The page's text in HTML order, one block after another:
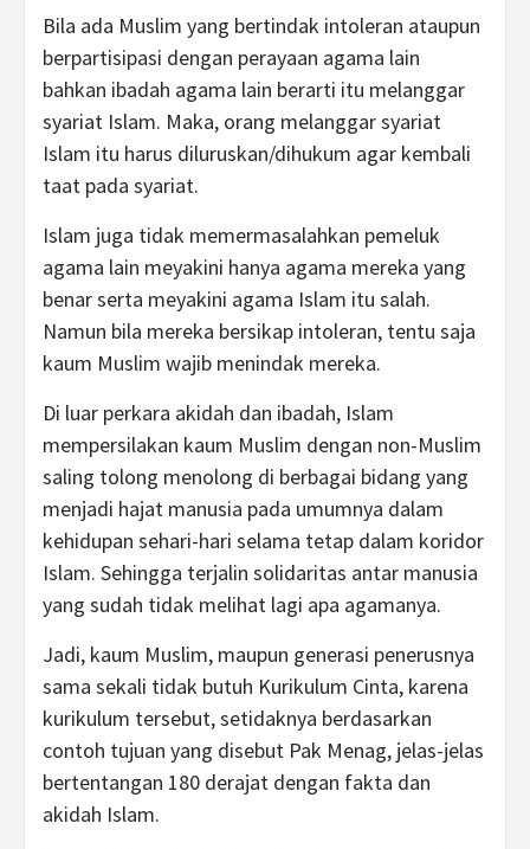
Bila ada Muslim yang bertindak intoleran ataupun
berpartisipasi dengan perayaan agama lain
bahkan ibadah agama lain berarti itu melanggar
syariat Islam. Maka, orang melanggar syariat
Islam itu harus diluruskan/dihukum agar kembali
taat pada syariat.
Islam juga tidak memermasalahkan pemeluk
agama lain meyakini hanya agama mereka yang
benar serta meyakini agama Islam itu salah.
Namun bila mereka bersikap intoleran, tentu saja
kaum Muslim wajib menindak mereka.
Di luar perkara akidah dan ibadah, Islam
mempersilakan kaum Muslim dengan non-Muslim
saling tolong menolong di berbagai bidang yang
menjadi hajat manusia pada umumnya dalam
kehidupan sehari-hari selama tetap dalam koridor
Islam. Sehingga terjalin solidaritas antar manusia
yang sudah tidak melihat lagi apa agamanya.
Jadi, kaum Muslim, maupun generasi penerusnya
sama sekali tidak butuh Kurikulum Cinta, karena
kurikulum tersebut, setidaknya berdasarkan
contoh tujuan yang disebut Pak Menag, jelas-jelas
bertentangan 180 derajat dengan fakta dan
akidah Islam.